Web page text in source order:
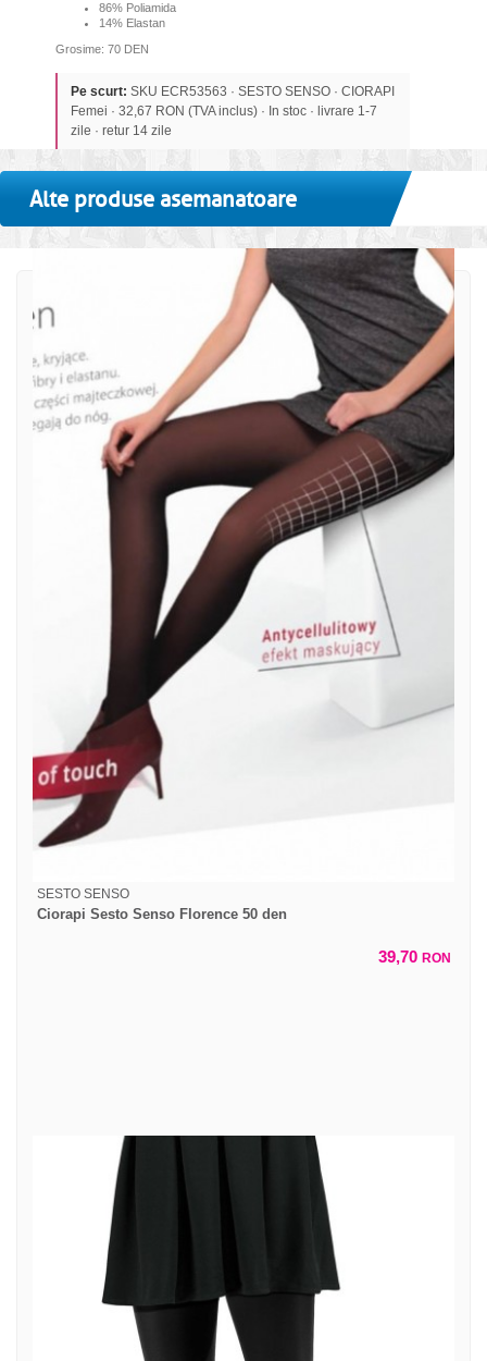
86% Poliamida
14% Elastan
Grosime: 70 DEN
Pe scurt: SKU ECR53563 · SESTO SENSO · CIORAPI
Femei · 32,67 RON (TVA inclus) · In stoc · livrare 1-7
zile · retur 14 zile
Alte produse asemanatoare
SESTO SENSO
Ciorapi Sesto Senso Florence 50 den
39,70 RON